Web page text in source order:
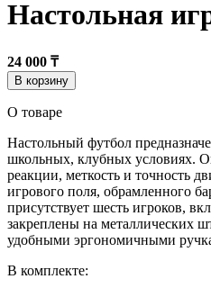
Настольная
24 000 ₸
В корзину
О товаре
Настольный футбол
школьных, клубных условиях.
реакции, меткость и точность
игрового поля, обрамленного
присутствует шесть игроков,
закреплены на металлических
удобными эргономичными
В комплекте: